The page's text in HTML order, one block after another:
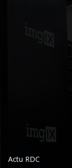
Actu RDC